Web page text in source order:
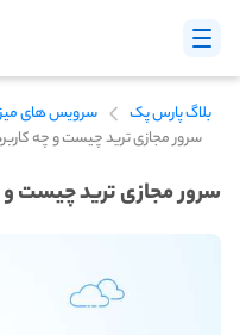
بلاگ پارس پک
سرویس های
سرور مجازی ترید چیست و چه
سرور مجازی ترید چیست و